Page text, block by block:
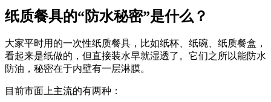
纸质餐具的“防水秘密”是什么？
大家平时用的一次性纸质餐具 ，比如纸杯、纸碗、纸质餐盒，
看起来是纸做的，但直接装水早就湿透了。它们之所以能防水
防油，秘密在于内壁有一层淋膜。
目前市面上主流的有两种：